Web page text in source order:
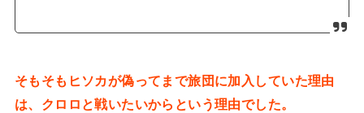
そもそもヒソカが偽ってまで旅団に加入していた理由
は、クロロと戦いたいからという理由でした。